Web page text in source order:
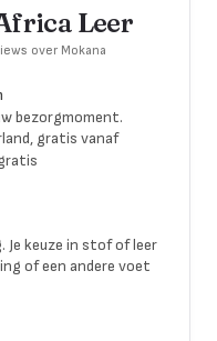
Leer
over Mokana
bezorgmoment.
gratis vanaf
Je keuze in stof of leer
of een andere voet